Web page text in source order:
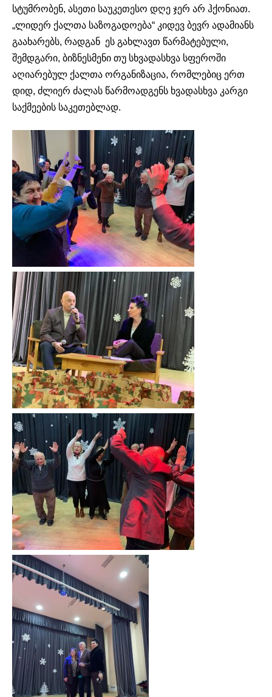
სტუმრობენ, ასეთი საუკეთესო დღე ჯერ არ ჰქონიათ.
„ლიდერ ქალთა საზოგადოება“ კიდევ ბევრ ადამიანს
გაახარებს, რადგან ეს გახლავთ წარმატებული,
შემდგარი, ბიზნესმენი თუ სხვადასხვა სფეროში
აღიარებულ ქალთა ორგანიზაცია, რომლებიც ერთ
დიდ, ძლიერ ძალას წარმოადგენს ხვადასხვა კარგი
საქმეების საკეთებლად.